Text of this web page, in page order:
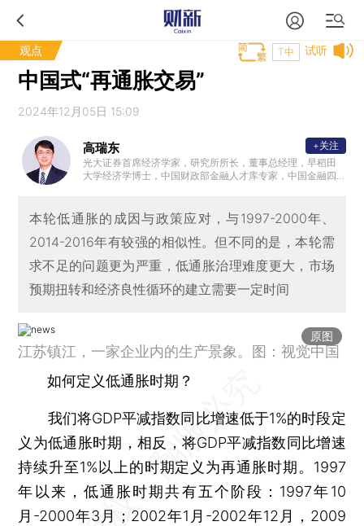
观点 试听
T中
中国式“再通胀交易”
2024年12月05日 15:09
高瑞东
光大证券首席经济学家，研究所所长，董事总经理，早稻田
大学经济学博士，中国财政部金融人才库专家，中国金融四
CD经济部、早稻田大学政治经济学院，专注全球和中国宏观
经济与金融市场研究。2023年10月参加国务院总理主持召开
的经济形势专家和企业家座谈会，就经济工作建言献策。
+关注
本轮低通胀的成因与政策应对，与1997-2000年、
2014-2016年有较强的相似性。但不同的是，本轮需
求不足的问题更为严重，低通胀治理难度更大，市场
预期扭转和经济良性循环的建立需要一定时间
原图
江苏镇江，一家企业内的生产景象。图：视觉中国
如何定义低通胀时期？
我们将GDP平减指数同比增速低于1%的时段定
义为低通胀时期，相反，将GDP平减指数同比增速
持续升至1%以上的时期定义为再通胀时期。1997
年以来，低通胀时期共有五个阶段：1997年10
月-2000年3月；2002年1月-2002年12月，2009